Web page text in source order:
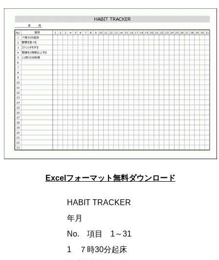
Excelフォーマット無料ダウンロード
HABIT TRACKER
年月
No. 項目 1～31
1 ７時30分起床